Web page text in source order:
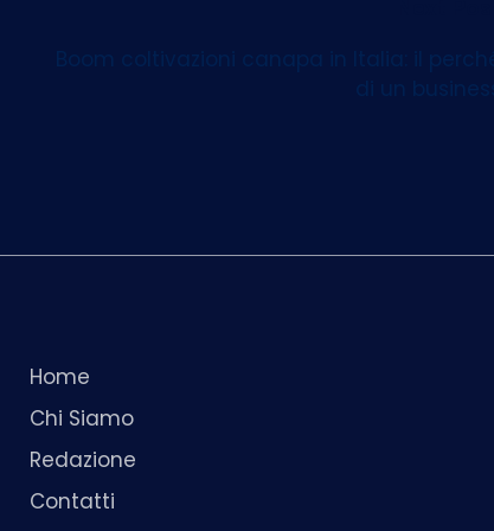
Boom coltivazioni canapa in Italia: il perché
Home
Chi Siamo
Redazione
Contatti